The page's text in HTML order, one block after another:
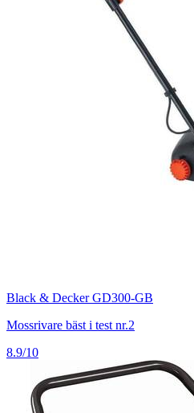
Black & Decker GD300-GB
Mossrivare bäst i test nr.2
8.9/10